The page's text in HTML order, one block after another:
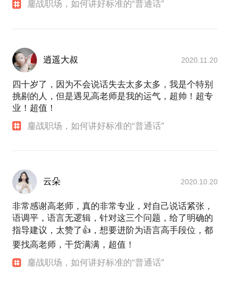
鏖战职场，如何讲好标准的“普通话”
逍遥大叔 2020.11.20
四十岁了，因为不会说话失去太多太多，我是个特别
挑剔的人，但是遇见高老师是我的运气，超帅！超专
业！超值！
鏖战职场，如何讲好标准的“普通话”
云朵 2020.10.20
非常感谢高老师，真的非常专业，对自己说话紧张，
语调平，语言无逻辑，针对这三个问题，给了明确的
指导建议，太赞了👍，想要进阶为语言高手段位，都
要找高老师，干货满满，超值！
鏖战职场，如何讲好标准的“普通话”